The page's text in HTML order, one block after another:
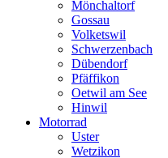
Mönchaltorf
Gossau
Volketswil
Schwerzenbach
Dübendorf
Pfäffikon
Oetwil am See
Hinwil
Motorrad
Uster
Wetzikon